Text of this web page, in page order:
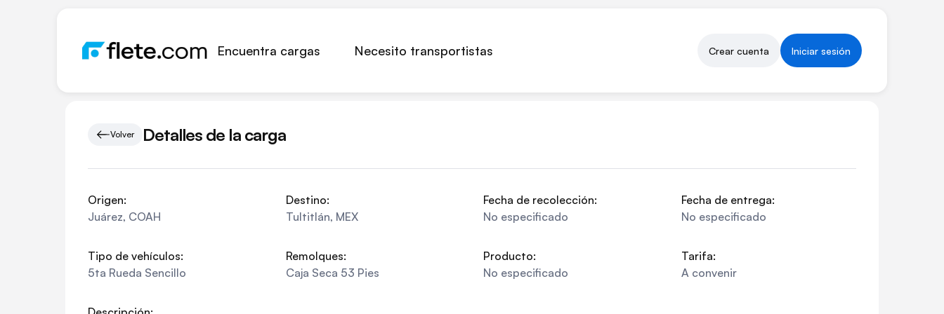
Encuentra cargas Necesito transportistas Crear cuenta Iniciar sesión
Volver Detalles de la carga
Origen:
Juárez, COAH
Destino:
Tultitlán, MEX
Fecha de recolección:
No especificado
Fecha de entrega:
No especificado
Tipo de vehículos:
5ta Rueda Sencillo
Remolques:
Caja Seca 53 Pies
Producto:
No especificado
Tarifa:
A convenir